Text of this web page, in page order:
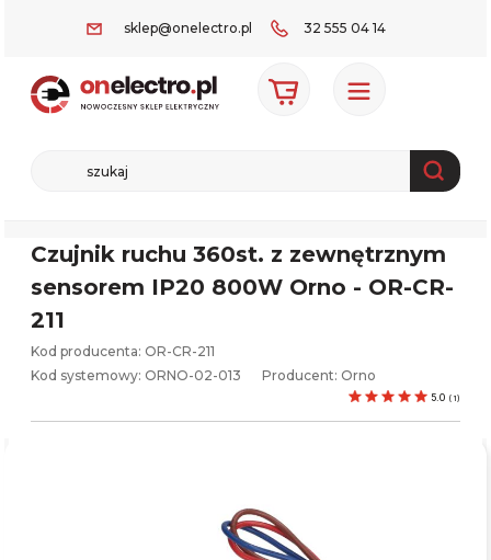
sklep@onelectro.pl 32 555 04 14
Czujnik ruchu 360st. z zewnętrznym
sensorem IP20 800W Orno - OR-CR-
211
Kod producenta: OR-CR-211
Kod systemowy: ORNO-02-013 Producent: Orno
5.0 ( 1)